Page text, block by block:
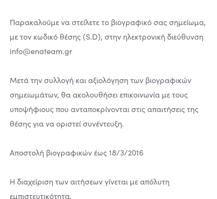
Παρακαλούμε να στείλετε το βιογραφικό σας σημείωμα,
με τον κωδικό θέσης (S.D), στην ηλεκτρονική διεύθυνση
info@enateam.gr
Μετά την συλλογή και αξιολόγηση των βιογραφικών
σημειωμάτων, θα ακολουθήσει επικοινωνία με τους
υποψήφιους που ανταποκρίνονται στις απαιτήσεις της
θέσης για να οριστεί συνέντευξη.
Αποστολή βιογραφικών έως 18/3/2016
Η διαχείριση των αιτήσεων γίνεται με απόλυτη
εμπιστευτικότητα.